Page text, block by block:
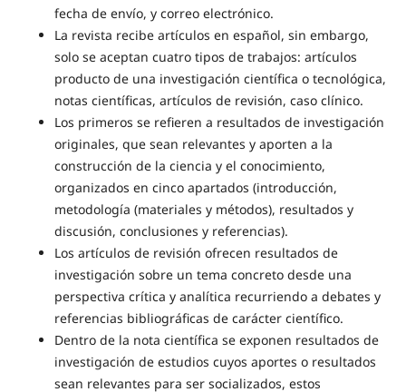
fecha de envío, y correo electrónico.
La revista recibe artículos en español, sin embargo,
solo se aceptan cuatro tipos de trabajos: artículos
producto de una investigación científica o tecnológica,
notas científicas, artículos de revisión, caso clínico.
Los primeros se refieren a resultados de investigación
originales, que sean relevantes y aporten a la
construcción de la ciencia y el conocimiento,
organizados en cinco apartados (introducción,
metodología (materiales y métodos), resultados y
discusión, conclusiones y referencias).
Los artículos de revisión ofrecen resultados de
investigación sobre un tema concreto desde una
perspectiva crítica y analítica recurriendo a debates y
referencias bibliográficas de carácter científico.
Dentro de la nota científica se exponen resultados de
investigación de estudios cuyos aportes o resultados
sean relevantes para ser socializados, estos